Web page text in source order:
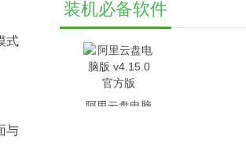
式
与
装机必备软件
阿里云盘电脑